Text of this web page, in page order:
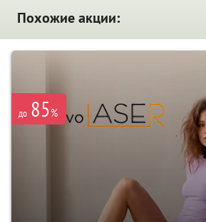
Похожие акции:
до 85%